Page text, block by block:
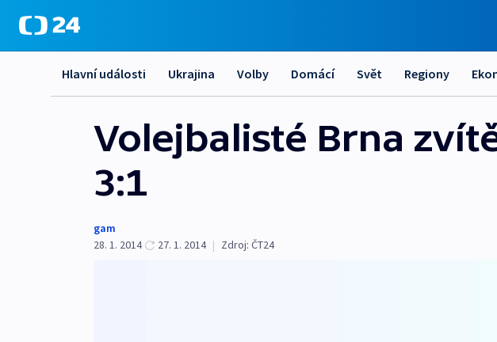
Hlavní události Ukrajina Volby Domácí Svět Regiony
Volejbalisté Brna
3:1
gam
28. 1. 2014
27. 1. 2014 | Zdroj: ČT24